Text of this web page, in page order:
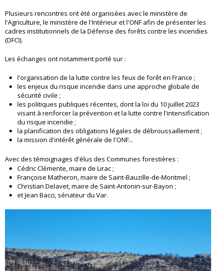
Plusieurs rencontres ont été organisées avec le ministère de
l'Agriculture, le ministère de l'Intérieur et l'ONF afin de présenter les
cadres institutionnels de la Défense des forêts contre les incendies
(DFCI).
Les échanges ont notamment porté sur :
l'organisation de la lutte contre les feux de forêt en France ;
les enjeux du risque incendie dans une approche globale de
sécurité civile ;
les politiques publiques récentes, dont la loi du 10 juillet 2023
visant à renforcer la prévention et la lutte contre l'intensification
du risque incendie ;
la planification des obligations légales de débroussaillement ;
la mission d'intérêt générale de l'ONF...
Avec des témoignages d'élus des Communes forestières :
Cédric Clémente, maire de Lirac ;
Françoise Matheron, maire de Saint-Bauzille-de-Montmel ;
Christian Delavet, maire de Saint-Antonin-sur-Bayon ;
et Jean Bacci, sénateur du Var.